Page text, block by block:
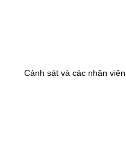
Cảnh sát và các nhân